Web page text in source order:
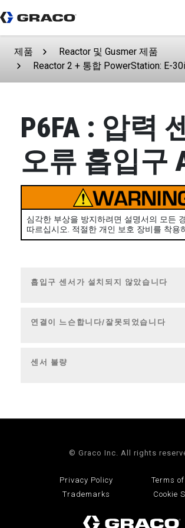
제품
Reactor 및 Gusmer 제품
Reactor 2 + 통합 PowerStation: E-
P6FA : 압력
오류 흡입구
심각한 부상을 방지하려면 설명서의 모든
따르십시오. 적절한 개인 보호 장비를 착용
흡입구 센서가 설치되지 않았습니다
연결이 느슨합니다/잘못되었습니다
센서 불량
© Graco Inc. All rights
Privacy Policy
Terms
Trademarks
Cookie